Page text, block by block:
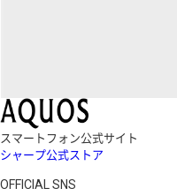
スマートフォン公式サイト
シャープ公式ストア
OFFICIAL SNS